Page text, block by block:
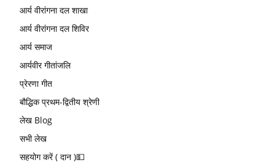
आर्य वीरांगना दल शाखा
आर्य वीरांगना दल शिविर
आर्य समाज
आर्यवीर गीतांजलि
प्रेरणा गीत
बौद्धिक प्रथम-द्वितीय श्रेणी
लेख Blog
सभी लेख
सहयोग करें ( दान )💵